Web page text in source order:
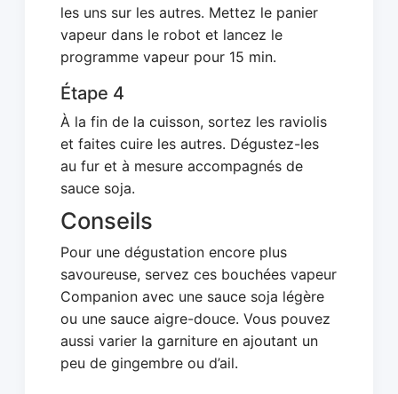
les uns sur les autres. Mettez le panier
vapeur dans le robot et lancez le
programme vapeur pour 15 min.
Étape 4
À la fin de la cuisson, sortez les raviolis
et faites cuire les autres. Dégustez-les
au fur et à mesure accompagnés de
sauce soja.
Conseils
Pour une dégustation encore plus
savoureuse, servez ces bouchées vapeur
Companion avec une sauce soja légère
ou une sauce aigre-douce. Vous pouvez
aussi varier la garniture en ajoutant un
peu de gingembre ou d’ail.